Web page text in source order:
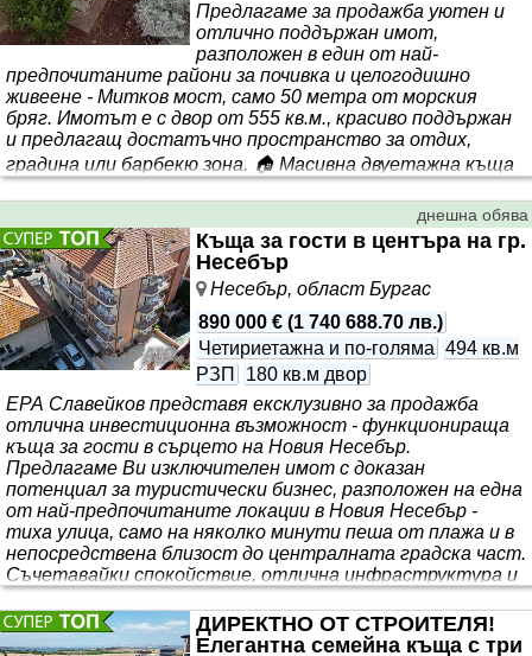
Предлагаме за продажба уютен и
отлично поддържан имот,
разположен в един от най-
предпочитаните райони за почивка и целогодишно
живеене - Митков мост, само 50 метра от морския
бряг. Имотът е с двор от 555 кв.м., красиво поддържан
и предлагащ достатъчно пространство за отдих,
градина или барбекю зона. 🏠 Масивна двуетажна къща
етаж). Разпределение: 🔹 Първи етаж - дневна с кухня,
спалня, баня с тоалетна и вътрешно стълбище към
втория етаж. 🔹 Втори етаж - три самостоятелни
спални. Към къщата има пристройка, включваща: 🍽️
Лятн..
днешна обява
Къща за гости в центъра на гр.
Несебър
Несебър, област Бургас
890 000 € (1 740 688.70 лв.)
Четириетажна и по-голяма 494 кв.м
РЗП
180 кв.м двор
ЕРА Славейков представя ексклузивно за продажба
отлична инвестиционна възможност - функционираща
къща за гости в сърцето на Новия Несебър.
Предлагаме Ви изключителен имот с доказан
потенциал за туристически бизнес, разположен на една
от най-предпочитаните локации в Новия Несебър -
тиха улица, само на няколко минути пеша от плажа и в
непосредствена близост до централната градска част.
Съчетавайки спокойствие, отлична инфраструктура и
лесен достъп до всички удобства, тази къща за гости е
идеален избор както за инвеститори, така и за
предприемачи, желаещи да развиват успешен
ДИРЕКТНО ОТ СТРОИТЕЛЯ!
Елегантна семейна къща с три